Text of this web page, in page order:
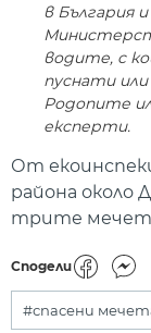
в България
водите, с
пуснати
Родопите
експерти.
От
района около
трите
Сподели
#спасени